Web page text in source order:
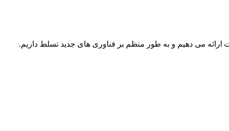
ارائه می دهیم و به طور منظم بر فناوری های جدید تسلط داریم.